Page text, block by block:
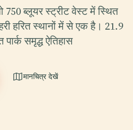
750 ब्लूयर स्ट्रीट वेस्ट में स्थित
हरित स्थानों में से एक है। 21.9
समृद्ध ऐतिहास
मानचित्र देखें